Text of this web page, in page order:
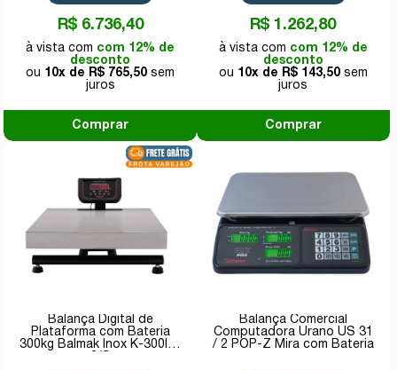
R$ 6.736,40
com 12% de
desconto
10x de
R$ 765,50
Comprar
R$ 1.262,80
com 12% de
desconto
10x de
R$ 143,50
Comprar
Balança Digital de
Plataforma com Bateria
300kg Balmak Inox K-300IB-
Balança Comercial
Computadora Urano US 31
/ 2 POP-Z Mira com Bateria